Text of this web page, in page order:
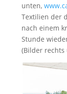
unten,
Textilien der
nach einem
Stunde
(Bilder rechts